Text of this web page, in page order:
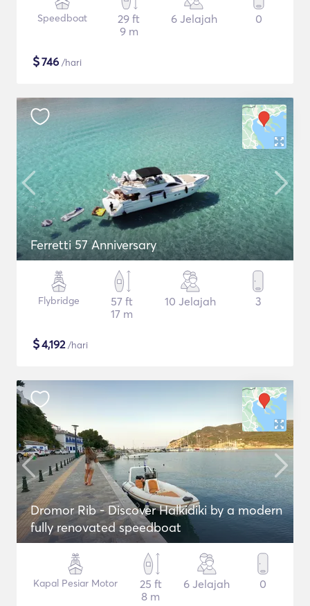
Speedboat
29 ft
9 m
6 Jelajah 0
$746 /hari
Ferretti 57 Anniversary
Flybridge
57 ft
17 m
10 Jelajah 3
$4,192/hari
Dromor Rib - Discover Halkidiki by a modern
fully renovated speedboat
Kapal Pesiar Motor
25 ft
8 m
6 Jelajah 0